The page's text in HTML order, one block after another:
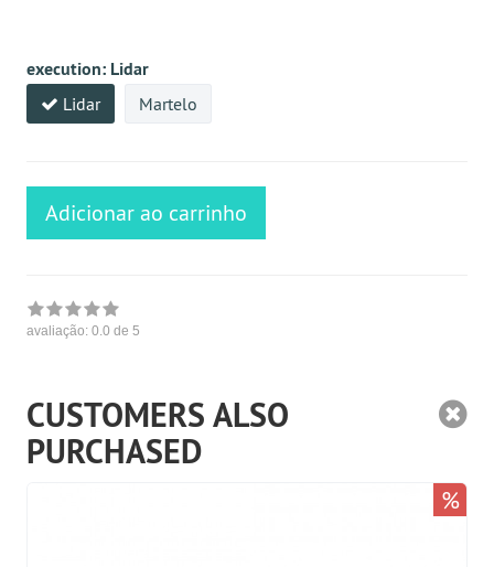
execution: Lidar
Lidar Martelo
Adicionar ao carrinho
avaliação: 0.0 de 5
CUSTOMERS ALSO
PURCHASED
%